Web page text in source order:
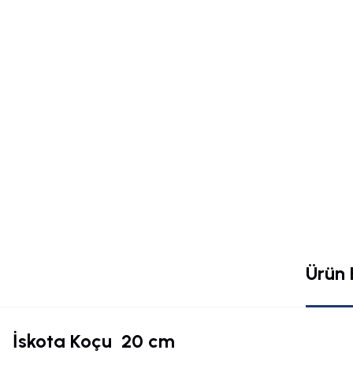
Ürün
İskota Koçu 20 cm